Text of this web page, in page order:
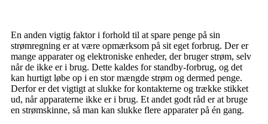
En anden vigtig faktor i forhold til at spare penge på sin
strømregning er at være opmærksom på sit eget forbrug. Der er
mange apparater og elektroniske enheder, der bruger strøm, selv
når de ikke er i brug. Dette kaldes for standby-forbrug, og det
kan hurtigt løbe op i en stor mængde strøm og dermed penge.
Derfor er det vigtigt at slukke for kontakterne og trække stikket
ud, når apparaterne ikke er i brug. Et andet godt råd er at bruge
en strømskinne, så man kan slukke flere apparater på én gang.